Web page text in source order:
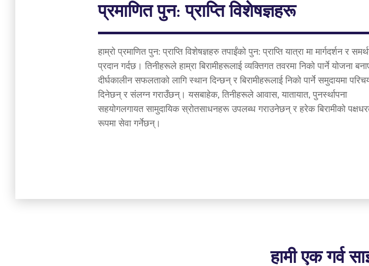
प्रमाणित पुन: प्राप्ति विशेषज्ञहरू
हाम्रो प्रमाणित पुन: प्राप्ति विशेषज्ञहरु तपाईंको पुन: प्राप्ति यात्रा मा मार्गदर्शन र
प्रदान गर्दछ। तिनीहरूले हाम्रा बिरामीहरूलाई व्यक्तिगत तवरमा निको पार्ने योजना
दीर्घकालीन सफलताको लागि स्थान दिन्छन् र बिरामीहरूलाई निको पार्ने समुदायमा
दिनेछन् र संलग्न गराउँछन्। यसबाहेक, तिनीहरूले आवास, यातायात, पुनर्स्थापना
सहयोगलगायत सामुदायिक स्रोतसाधनहरू उपलब्ध गराउनेछन् र हरेक बिरामीको
रूपमा सेवा गर्नेछन्।
हामी एक गर्व